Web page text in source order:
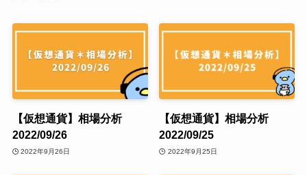
【仮想通貨】相場分析
2022/09/26
2022年9月26日
【仮想通貨】相場分析
2022/09/25
2022年9月25日